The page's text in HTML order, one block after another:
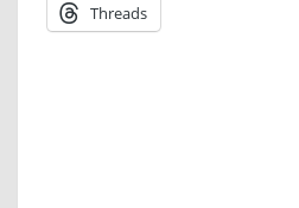
Threads